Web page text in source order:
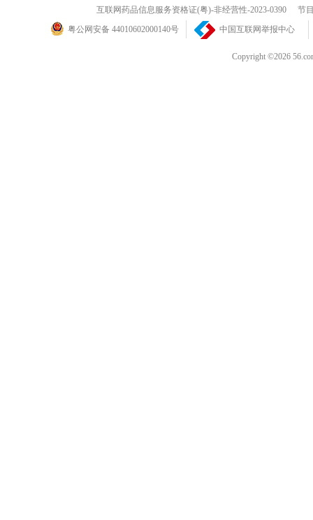
互联网药品信息服务资格证(粤)-非经营性-2023-0390
节
粤公网安备 44010602000140号
中国互联网举报中心
Copyright ©2026